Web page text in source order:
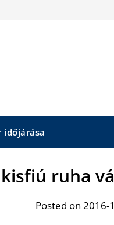
időjárása
ruha
Posted on 2016-